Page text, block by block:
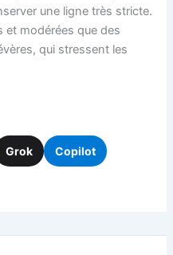
une ligne très stricte.
et modérées que des
qui stressent les
Grok Copilot